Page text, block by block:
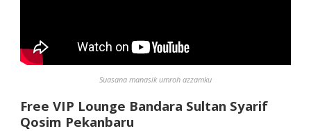
Suasana manasik umroh azzamku
Free VIP Lounge Bandara Sultan Syarif
Qosim Pekanbaru